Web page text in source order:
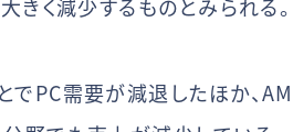
く減少するものとみられる。
でPC需要が減退したほか、